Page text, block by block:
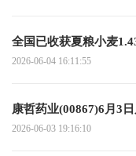
全国已收获夏粮小麦
2026-06-04 16:11:55
康哲药业(00867)6月3
2026-06-03 19:16:10